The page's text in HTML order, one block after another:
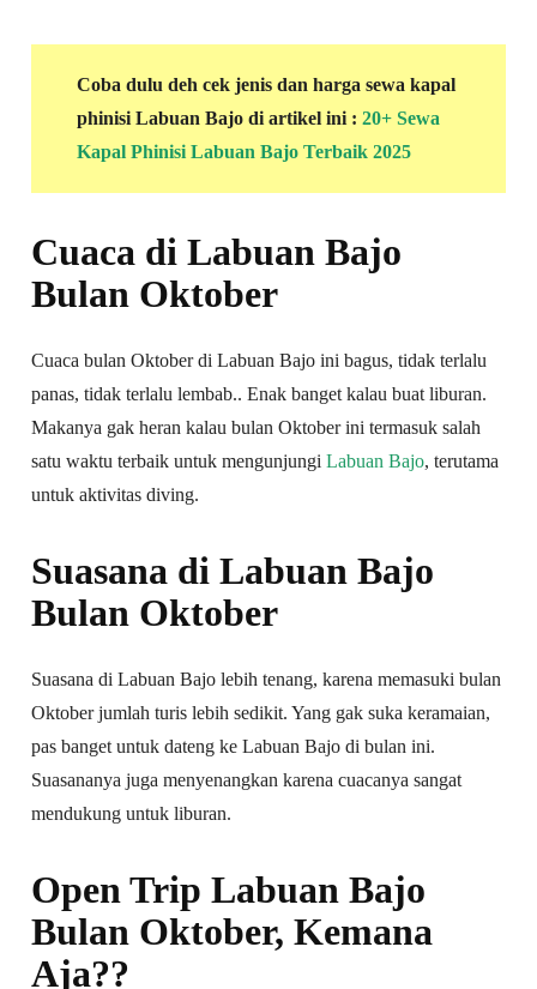
Coba dulu deh cek jenis dan harga sewa kapal
phinisi Labuan Bajo di artikel ini :20+ Sewa
Kapal Phinisi Labuan Bajo Terbaik 2025
Cuaca di Labuan Bajo
Bulan Oktober
Cuaca bulan Oktober di Labuan Bajo ini bagus, tidak terlalu
panas, tidak terlalu lembab.. Enak banget kalau buat liburan.
Makanya gak heran kalau bulan Oktober ini termasuk salah
satu waktu terbaik untuk mengunjungiLabuan Bajo, terutama
untuk aktivitas diving.
Suasana di Labuan Bajo
Bulan Oktober
Suasana di Labuan Bajo lebih tenang, karena memasuki bulan
Oktober jumlah turis lebih sedikit. Yang gak suka keramaian,
pas banget untuk dateng ke Labuan Bajo di bulan ini.
Suasananya juga menyenangkan karena cuacanya sangat
mendukung untuk liburan.
Open Trip Labuan Bajo
Bulan Oktober, Kemana
Aja??